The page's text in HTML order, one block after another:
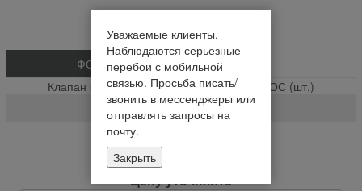
ФОТО
Клапан эл\гидр. ДОН -1500Б ( М16х1.5) РОС (шт.)
109.00.000-16
Нет в наличии
Уведомить о наличии
Цену уточняйте
Уважаемые клиенты.
Наблюдаются серьезные
перебои с мобильной
связью. Просьба писать/
звонить в мессенджеры или
отправлять запросы на
почту.
Закрыть